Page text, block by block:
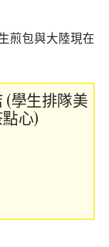
煎包與大陸現在
(學生排隊美
心)